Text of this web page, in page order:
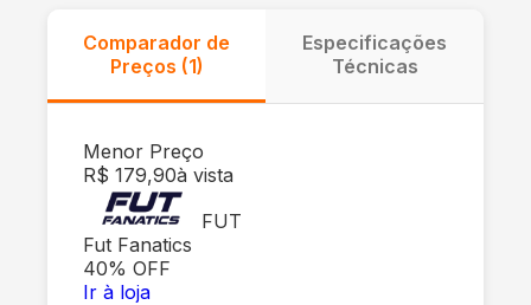
Comparador de
Preços (1)
Especificações
Técnicas
Menor Preço
R$ 179,90à vista
FUT
Fut Fanatics
40% OFF
Ir à loja